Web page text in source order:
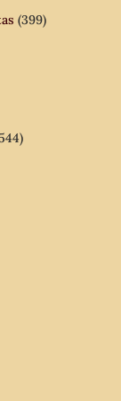
(399)